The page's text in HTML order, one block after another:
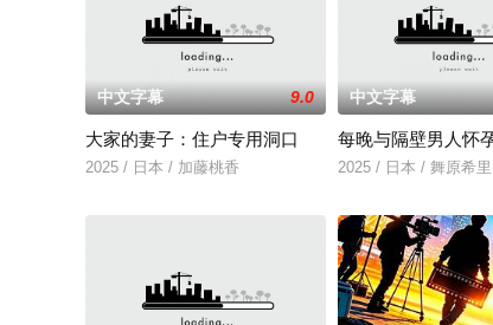
中文字幕 9.0
大家的妻子：住户专用洞口
2025 / 日本 / 加藤桃香
中文字幕
每晚与隔壁男人怀
2025 / 日本 / 舞原希